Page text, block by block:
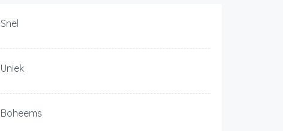
Snel
Uniek
Boheems